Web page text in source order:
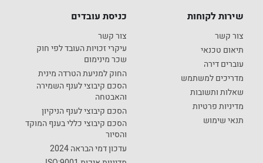
שירות לקוחות
צור קשר
תיאום טכנאי
עוברים דירה
מדריכים למשתמש
שאלות ותשובות
מדיניות פרטיות
תנאי שימוש
כניסת עובדים
צור קשר
עיקרי זכויות העובד לפי חוק
שכר מינימום
החוק למניעת הטרדה מינית
הסכם קיבוצי לענף השמירה
והאבטחה
הסכם קיבוצי לענף הניקיון
הסכם קיבוצי כללי בענף המוקד
והסיור
עדכון דמי הבראה 2024